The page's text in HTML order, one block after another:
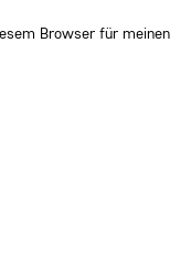
Browser für meinen